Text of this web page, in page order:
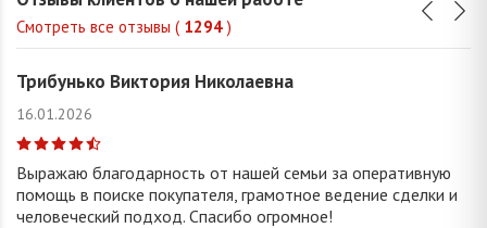
Смотреть все отзывы ( 1294 )
Трибунько Виктория Николаевна
16.01.2026
Выражаю благодарность от нашей семьи за оперативную
помощь в поиске покупателя, грамотное ведение сделки и
человеческий подход. Спасибо огромное!